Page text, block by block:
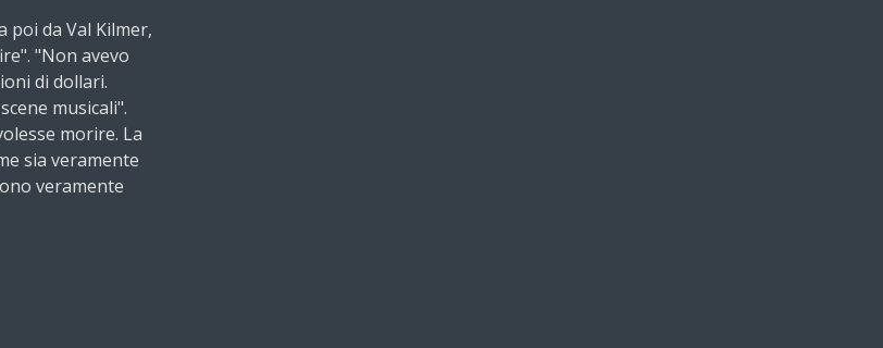
poi da Val Kilmer,
"Non avevo
di dollari.
musicali".
morire. La
sia veramente
veramente